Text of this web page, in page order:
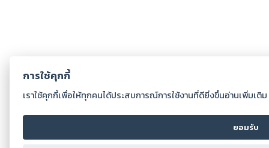
การใช้คุกกี้
เราใช้คุกกี้เพื่อให้ทุกคนได้ประสบการณ์การใช้งานที่ดียิ่งขึ้นอ่านเพิ่มเติม
ยอมรับ